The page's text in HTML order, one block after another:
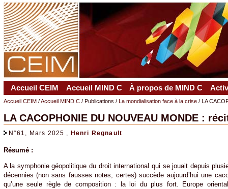
Accueil CEIM Accueil MIND C À propos de MIND C
Accueil CEIM/Accueil MIND C/ Publications / La mondialisation face à la crise/ LA
LA CACOPHONIE DU NOUVEAU MONDE :
N°61, Mars 2025 , Henri Regnault
Résumé :
A la symphonie géopolitique du droit international qui se jouait depuis
décennies (non sans fausses notes, certes) succède aujourd’hui une
qu’une seule règle de composition : la loi du plus fort. Europe